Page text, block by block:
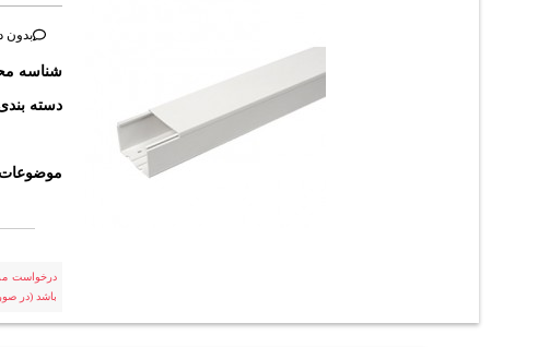
بدون
شناسه
دسته
موضوعات
درخواست
باشد (در